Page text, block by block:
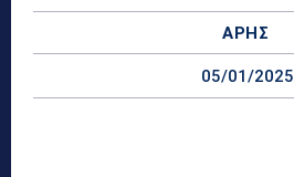
ΆΡΗΣ
05/01/2025